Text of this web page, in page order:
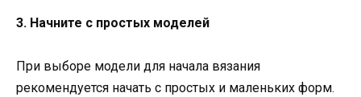
3. Начните с простых моделей
При выборе модели для начала вязания
рекомендуется начать с простых и маленьких форм.